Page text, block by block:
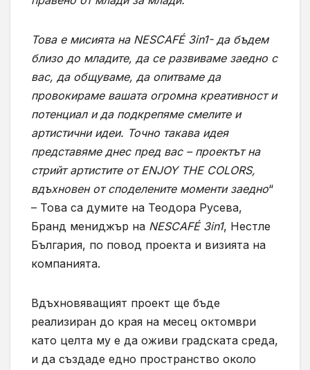
Това е мисията на NESCAFÉ 3in1- да бъдем
близо до младите, да се развиваме заедно с
вас, да общуваме, да опитваме да
провокираме вашата огромна креативност и
потенциал и да подкрепяме смелите и
артистични идеи. Точно такава идея
представяме днес пред вас – проектът на
стрийт артистите от ENJOY THE COLORS,
вдъхновен от споделените моменти заедно“
– Това са думите на Теодора Русева,
Бранд мениджър на NESCAFÉ 3in1, Нестле
България, по повод проекта и визията на
компанията.
Вдъхновяващият проект ще бъде
реализиран до края на месец октомври
като целта му е да оживи градската среда,
и да създаде едно пространство около